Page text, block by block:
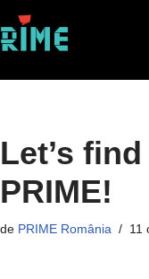
Sari
Let’s
PRIME!
de PRIME România 11